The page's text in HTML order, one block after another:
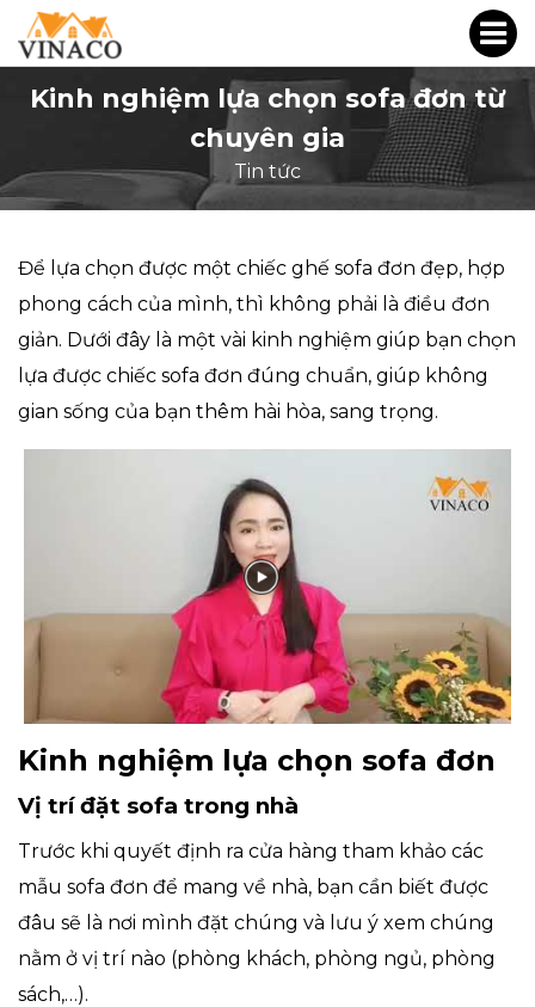
Kinh nghiệm lựa chọn sofa đơn từ
chuyên gia
Tin tức
Để lựa chọn được một chiếc ghế sofa đơn đẹp, hợp
phong cách của mình, thì không phải là điều đơn
giản. Dưới đây là một vài kinh nghiệm giúp bạn chọn
lựa được chiếc sofa đơn đúng chuẩn, giúp không
gian sống của bạn thêm hài hòa, sang trọng.
Kinh nghiệm lựa chọn sofa đơn
Vị trí đặt sofa trong nhà
Trước khi quyết định ra cửa hàng tham khảo các
mẫu sofa đơn để mang về nhà, bạn cần biết được
đâu sẽ là nơi mình đặt chúng và lưu ý xem chúng
nằm ở vị trí nào (phòng khách, phòng ngủ, phòng
sách,…).